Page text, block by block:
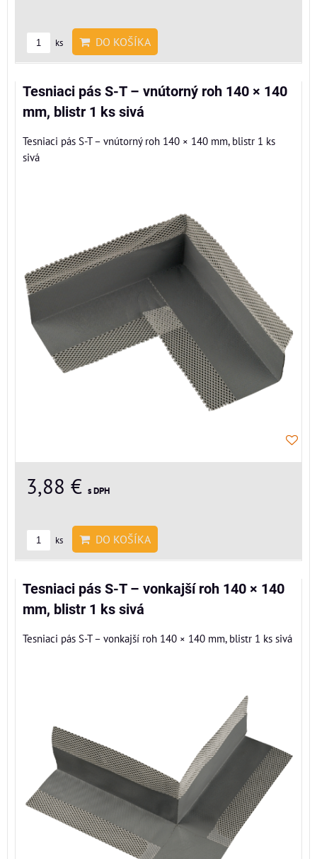
ks DO KOŠÍKA
Tesniaci pás S-T – vnútorný roh 140 × 140
mm, blistr 1 ks sivá
Tesniaci pás S-T – vnútorný roh 140 × 140 mm, blistr 1 ks
sivá
3,88 € s DPH
ks DO KOŠÍKA
Tesniaci pás S-T – vonkajší roh 140 × 140
mm, blistr 1 ks sivá
Tesniaci pás S-T – vonkajší roh 140 × 140 mm, blistr 1 ks sivá